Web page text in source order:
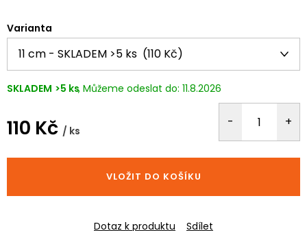
Varianta
SKLADEM >5 ks 11.8.2026
110 Kč / ks
cena:
VLOŽIT DO KOŠÍKU
Dotaz k produktu Sdílet